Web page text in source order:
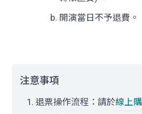
開演當日不予退費。
注意事項
退票操作流程：請於線上